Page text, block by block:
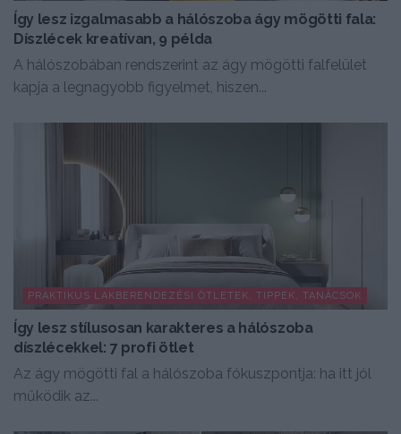
Így lesz izgalmasabb a hálószoba ágy mögötti fala:
Díszlécek kreatívan, 9 példa
A hálószobában rendszerint az ágy mögötti falfelület
kapja a legnagyobb figyelmet, hiszen...
PRAKTIKUS LAKBERENDEZÉSI ÖTLETEK, TIPPEK, TANÁCSOK
Így lesz stílusosan karakteres a hálószoba
díszlécekkel: 7 profi ötlet
Az ágy mögötti fal a hálószoba fókuszpontja: ha itt jól
működik az...